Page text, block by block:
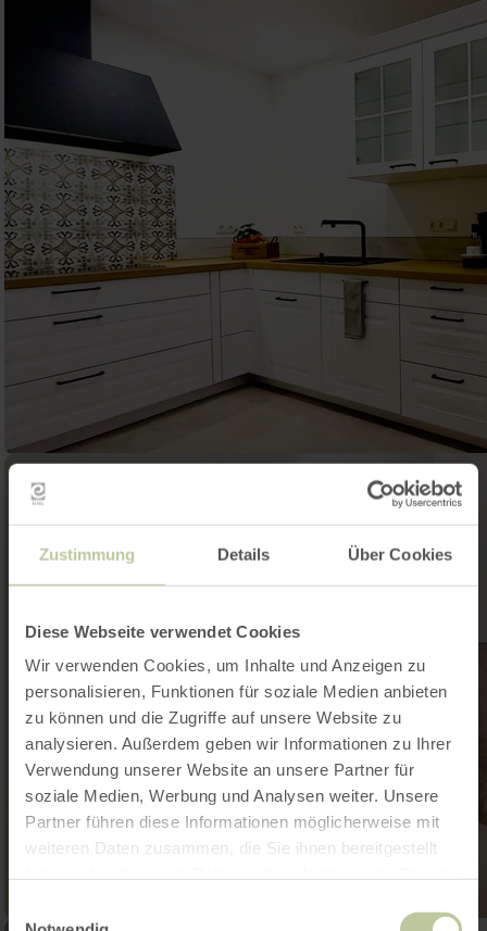
Zustimmung Details Über Cookies
Diese Webseite verwendet Cookies
Wir verwenden Cookies, um Inhalte und Anzeigen zu
personalisieren, Funktionen für soziale Medien anbieten
zu können und die Zugriffe auf unsere Website zu
analysieren. Außerdem geben wir Informationen zu Ihrer
Verwendung unserer Website an unsere Partner für
soziale Medien, Werbung und Analysen weiter. Unsere
Partner führen diese Informationen möglicherweise mit
weiteren Daten zusammen, die Sie ihnen bereitgestellt